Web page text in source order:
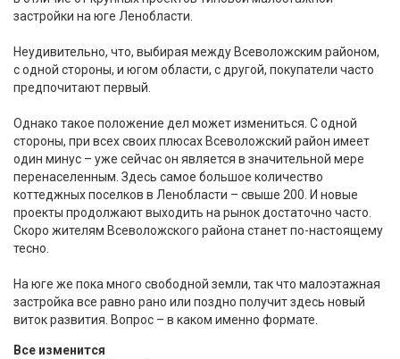
застройки на юге Ленобласти.
Неудивительно, что, выбирая между Всеволожским районом,
с одной стороны, и югом области, с другой, покупатели часто
предпочитают первый.
Однако такое положение дел может измениться. С одной
стороны, при всех своих плюсах Всеволожский район имеет
один минус – уже сейчас он является в значительной мере
перенаселенным. Здесь самое большое количество
коттеджных поселков в Ленобласти – свыше 200. И новые
проекты продолжают выходить на рынок достаточно часто.
Скоро жителям Всеволожского района станет по-настоящему
тесно.
На юге же пока много свободной земли, так что малоэтажная
застройка все равно рано или поздно получит здесь новый
виток развития. Вопрос – в каком именно формате.
Все изменится